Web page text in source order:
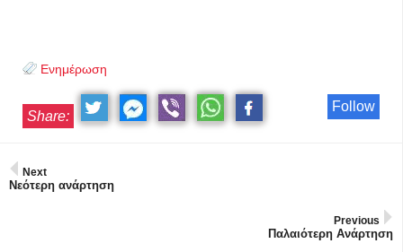
Ενημέρωση
Follow
Share:
Next
Νεότερη ανάρτηση
Previous
Παλαιότερη Ανάρτηση